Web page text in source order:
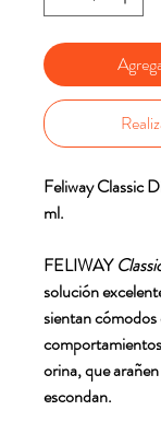
Feliway Classic
ml.
FELIWAY
solución
sientan cómodos
orina, que
escondan.